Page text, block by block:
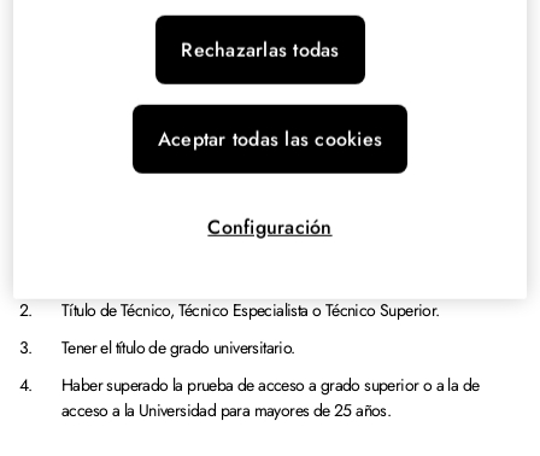
Haber superado el curso específico de acceso a ciclos formativos de
Haber superado la prueba de acceso a ciclos formativos de grado
medio, grado superior o la prueba de acceso a la universidad para
mayores de 25 años.
exige tener alguno de los siguientes requisitos:
Título de Técnico, Técnico Especialista o Técnico Superior.
Tener el título de grado universitario.
Haber superado la prueba de acceso a grado superior o a la de
acceso a la Universidad para mayores de 25 años.
Rechazarlas todas
Aceptar todas las cookies
Configuración